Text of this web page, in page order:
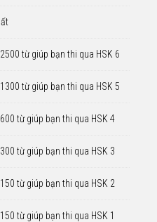
từ giúp bạn thi qua HSK 6
từ giúp bạn thi qua HSK 5
từ giúp bạn thi qua HSK 4
từ giúp bạn thi qua HSK 3
từ giúp bạn thi qua HSK 2
từ giúp bạn thi qua HSK 1